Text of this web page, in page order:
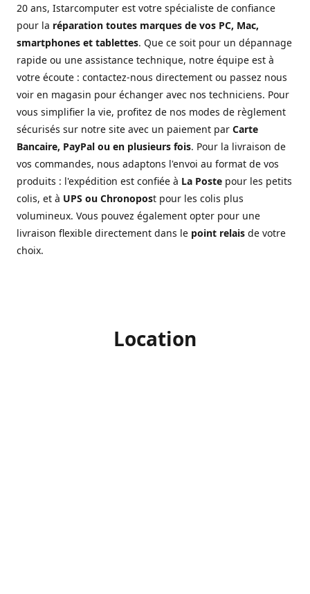
20 ans, Istarcomputer est votre spécialiste de confiance
pour la réparation toutes marques de vos PC, Mac,
smartphones et tablettes. Que ce soit pour un dépannage
rapide ou une assistance technique, notre équipe est à
votre écoute : contactez-nous directement ou passez nous
voir en magasin pour échanger avec nos techniciens. Pour
vous simplifier la vie, profitez de nos modes de règlement
sécurisés sur notre site avec un paiement par Carte
Bancaire, PayPal ou en plusieurs fois. Pour la livraison de
vos commandes, nous adaptons l'envoi au format de vos
produits : l'expédition est confiée à La Poste pour les petits
colis, et à UPS ou Chronopost pour les colis plus
volumineux. Vous pouvez également opter pour une
livraison flexible directement dans le point relais de votre
choix.
Location